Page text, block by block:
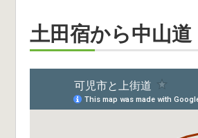
土田宿から中山